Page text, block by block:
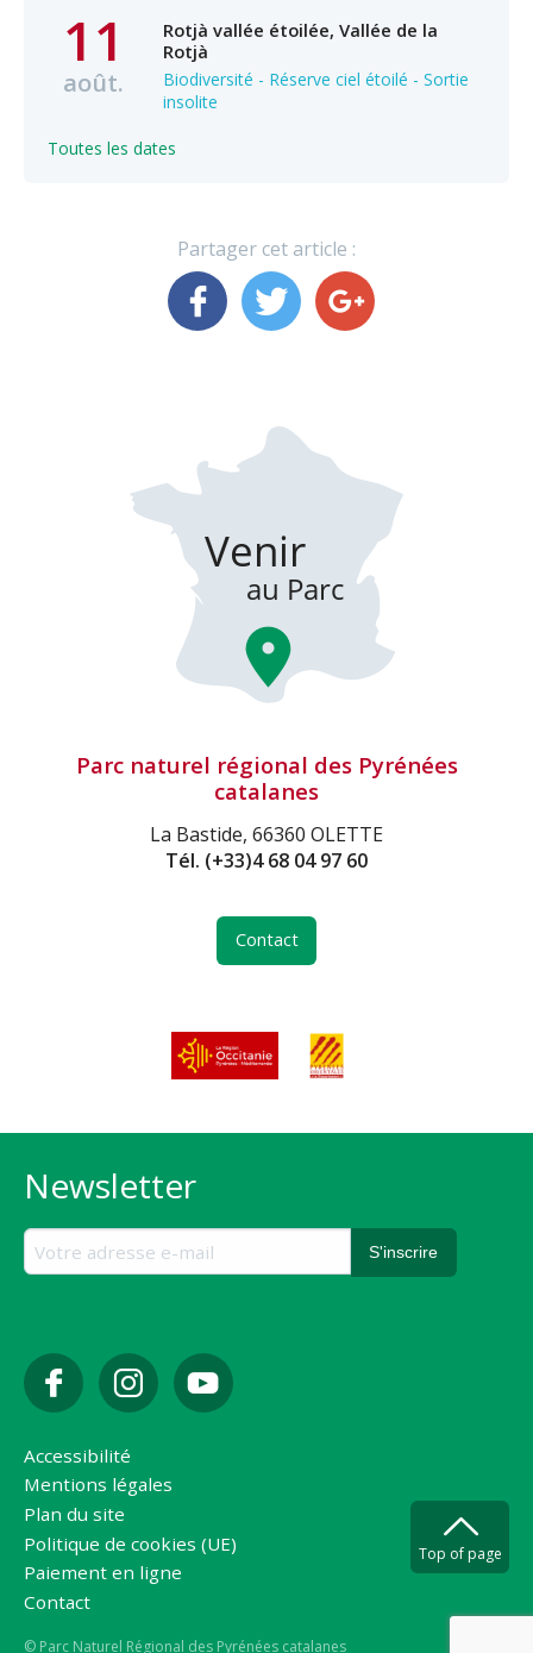
11
août.
Rotjà vallée étoilée, Vallée de la
Rotjà
Biodiversité - Réserve ciel étoilé - Sortie
insolite
Toutes les dates
Partager cet article :
Parc naturel régional des Pyrénées
catalanes
La Bastide, 66360 OLETTE
Tél. (+33)4 68 04 97 60
Contact
Newsletter
Accessibilité
Mentions légales
Plan du site
Politique de cookies (UE)
Paiement en ligne
Contact
© Parc Naturel Régional des Pyrénées catalanes
Top of page